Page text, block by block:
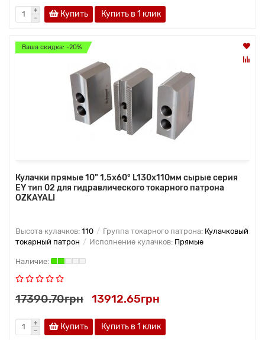
Купить Купить в 1 клик
Ваша скидка: -20%
Кулачки прямые 10" 1,5x60° L130x110мм сырые серия
EY тип 02 для гидравлического токарного патрона
OZKAYALI
Высота кулачков: 110 Группа токарного патрона: Кулачковый
токарный патрон
Исполнение кулачков: Прямые
17390.70грн 13912.65грн
Купить Купить в 1 клик